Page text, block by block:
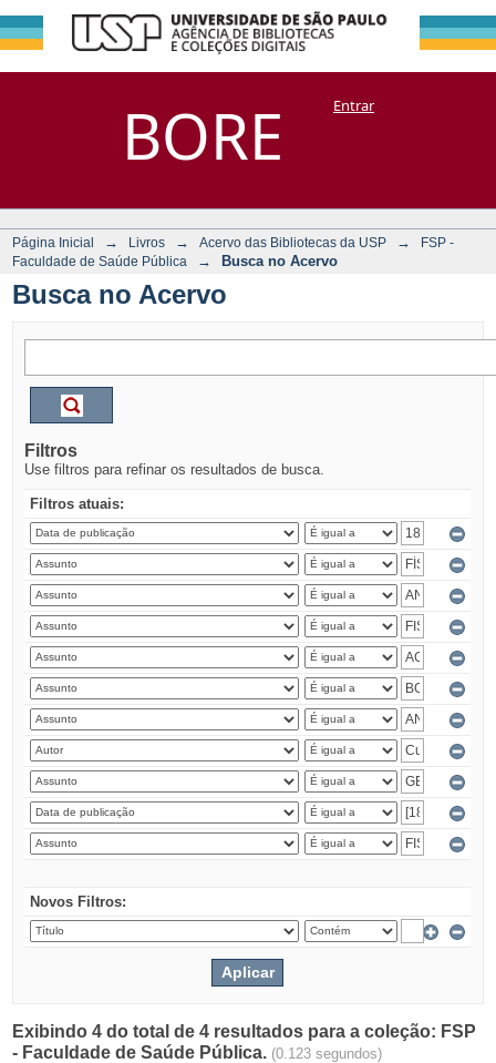
BORE
Busca no Acervo
DSpace/Manakin + CoriscoEntrar
Página Inicial → Livros → Acervo das Bibliotecas da USP →
FSP -
Faculdade de Saúde Pública
→ Busca no Acervo
Busca no Acervo
Filtros
Use filtros para refinar os resultados de busca.
Filtros atuais:
Novos Filtros:
Exibindo 4 do total de 4 resultados para a coleção: FSP
- Faculdade de Saúde Pública. (0.123 segundos)